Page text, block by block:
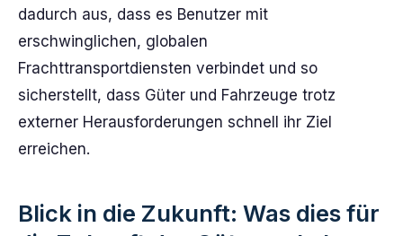
dadurch aus, dass es Benutzer mit
erschwinglichen, globalen
Frachttransportdiensten verbindet und so
sicherstellt, dass Güter und Fahrzeuge trotz
externer Herausforderungen schnell ihr Ziel
erreichen.
Blick in die Zukunft: Was dies für